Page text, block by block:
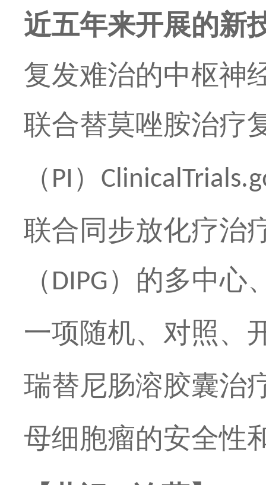
近五年来开展的新
复发难治的中枢神
联合替莫唑胺治疗
（ PI ）
联合同步放化疗治
（ DIPG）的多中心
一项随机、对照、
瑞替尼肠溶胶囊治
母细胞瘤的安全性